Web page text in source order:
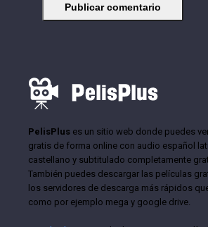
PelisPlus es un sitio web donde puedes
gratis de forma online con audio español
castellano y subtitulado completamente
También puedes descargar las películas
los servidores de descarga más rápidos
como por ejemplo mega y google drive.